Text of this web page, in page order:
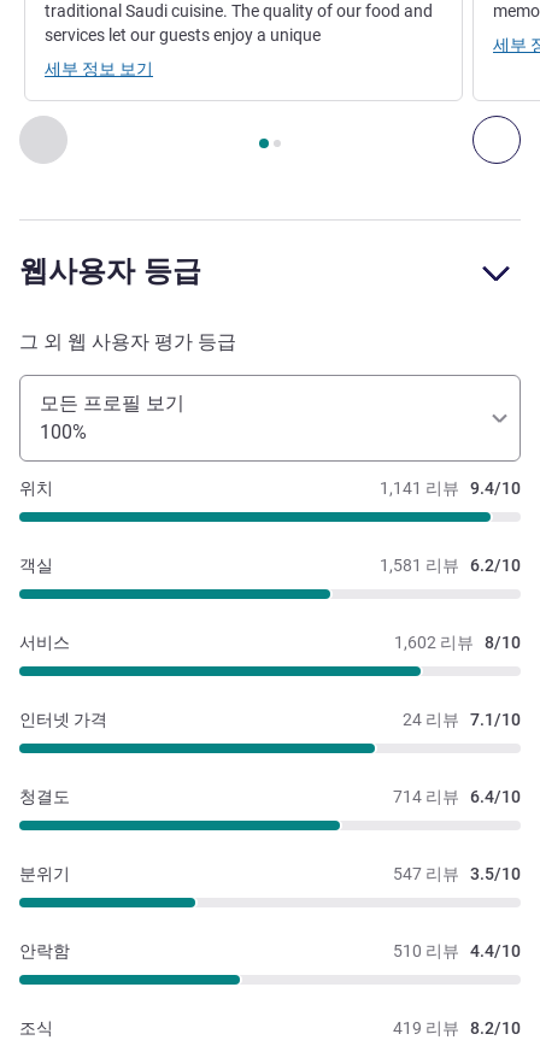
이전 - 레스토랑 다
2/ 페이지 , 레스토랑 1 : AL SALAM RESTAURANT , 레스토랑
traditional Saudi cuisine. The quality of our food and
services let our guests enjoy a unique
세부 정보 보기
세부
웹사용자 등급
그 외 웹 사용자 평가 등급
모든 프로필 보기
100%
1,141 리뷰 9.4/10
위치
1,581 리뷰 6.2/10
객실
1,602 리뷰 8/10
서비스
24 리뷰 7.1/10
인터넷 가격
714 리뷰 6.4/10
청결도
547 리뷰 3.5/10
분위기
510 리뷰 4.4/10
안락함
419 리뷰 8.2/10
조식